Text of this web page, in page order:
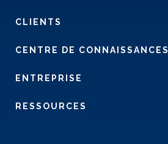
CLIENTS
CENTRE DE CONNAISSANCES
ENTREPRISE
RESSOURCES